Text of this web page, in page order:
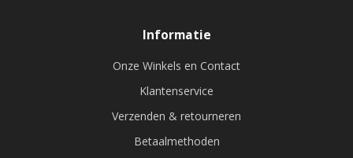
Informatie
Onze Winkels en Contact
Klantenservice
Verzenden & retourneren
Betaalmethoden